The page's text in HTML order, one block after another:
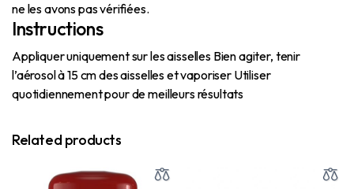
ne les avons pas vérifiées.
Instructions
Appliquer uniquement sur les aisselles Bien agiter, tenir
l’aérosol à 15 cm des aisselles et vaporiser Utiliser
quotidiennement pour de meilleurs résultats
Related products